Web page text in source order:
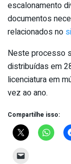
escalonamento
documentos
relacionados no
Neste processo
distribuídas em
licenciatura em
vez ao ano.
Compartilhe isso: